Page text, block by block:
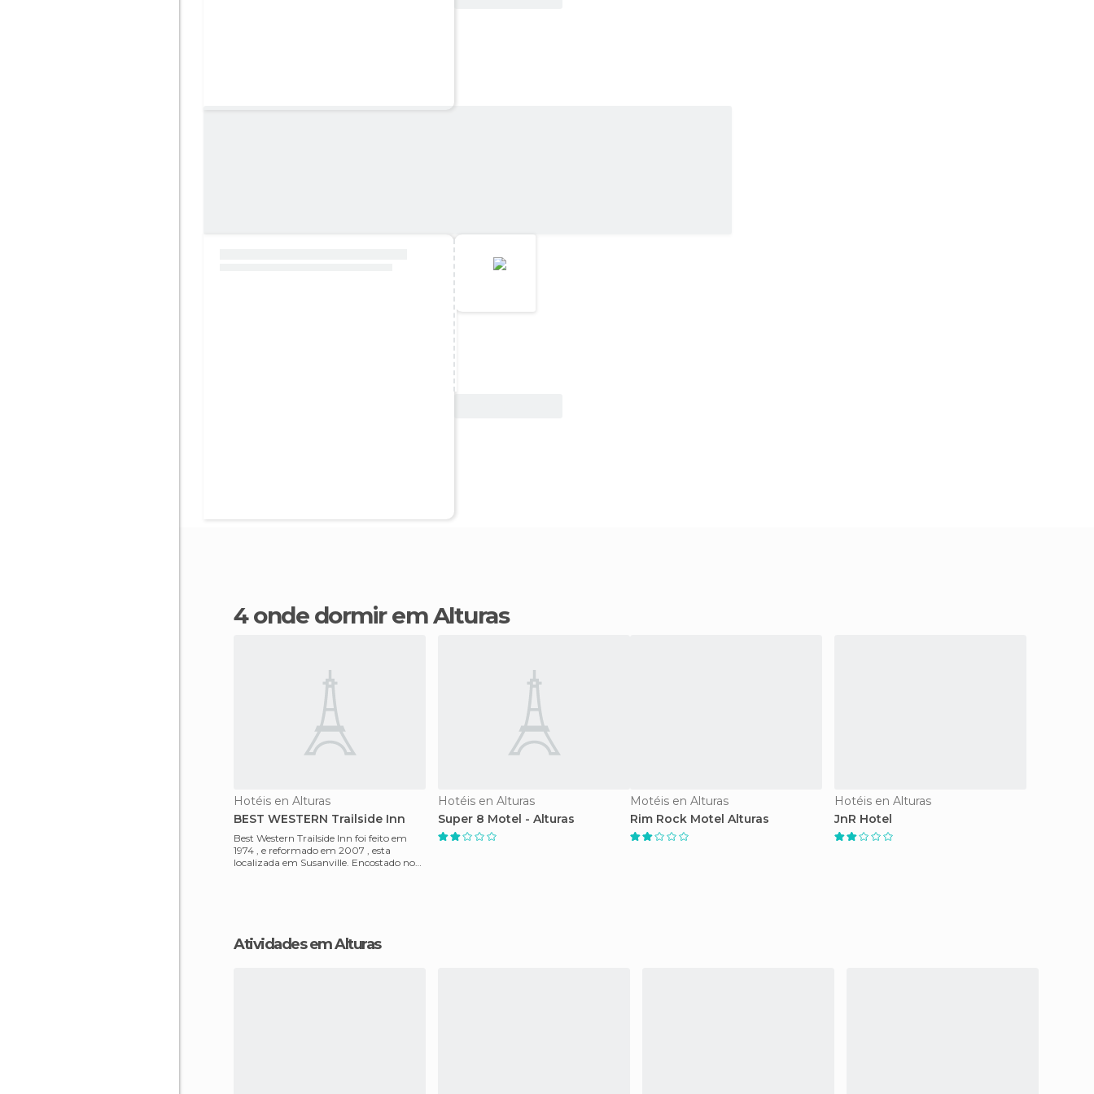
4 onde dormir em Alturas
Hotéis en Alturas
BEST WESTERN Trailside Inn
Best Western Trailside Inn foi feito em
1974 , e reformado em 2007 , esta
localizada em Susanville. Encostado no
Hotéis en Alturas
Super 8 Motel - Alturas
Motéis en Alturas
Rim Rock Motel Alturas
Hotéis en Alturas
JnR Hotel
Atividades em Alturas